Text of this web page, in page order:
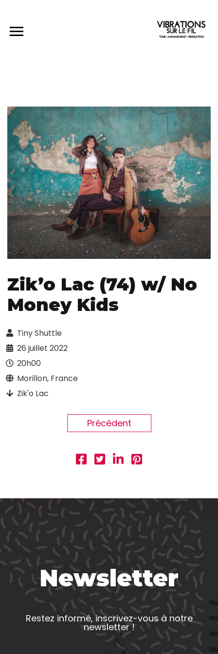
Zik’o Lac (74) w/ No
Money Kids
Tiny Shuttle
26 juillet 2022
20h00
Morillon, France
Zik'o Lac
Précédent
Newsletter
Restez informé, inscrivez-vous à notre
newsletter !